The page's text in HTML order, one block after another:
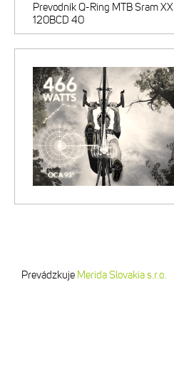
Prevodník Q-Ring MTB Sram XX
120BCD 40
Prevádzkuje Merida Slovakia s.r.o.